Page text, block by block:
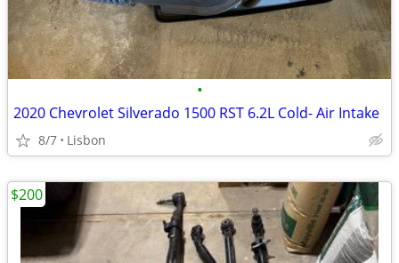
•
2020 Chevrolet Silverado 1500 RST 6.2L Cold- Air Intake
8/7 Lisbon
$200